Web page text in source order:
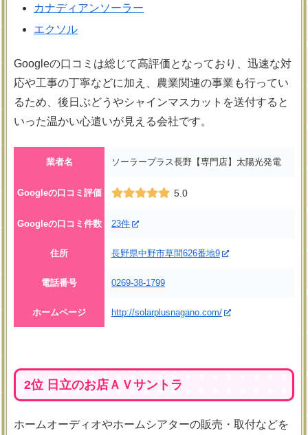
カナディアンソーラー
エクソル
Googleの口コミは総じて高評価となっており、迅速な対
応や工事の丁寧などに加え、農業関連の事業も行ってい
るため、後日ぶどうやシャインマスカットを送付すると
いった温かい心遣いが見える会社です。
業者名 ソーラープラス長野【専門店】太陽光発電
Googleの口コミ評価 5.0
Googleの口コミ件数 23件
住所 長野県中野市草間626番地9
電話番号 0269-38-1799
ホームページ http://solarplusnagano.com/
2位 日立のお店ＡＶサントラ
ホームオーディオやホームシアターの販売・取付などを